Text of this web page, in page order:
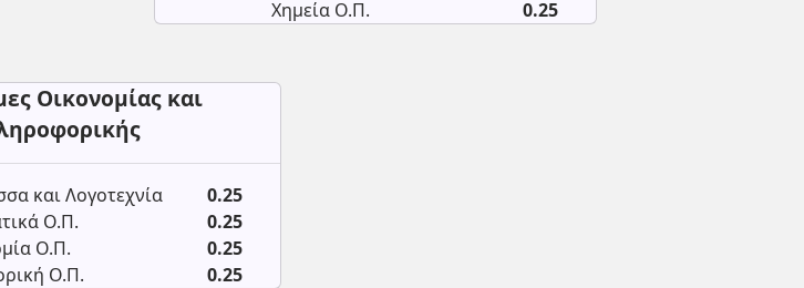
Χημεία Ο.Π.
0.25
Οικονομίας και
και Λογοτεχνία
0.25
Ο.Π.
0.25
Ο.Π.
0.25
Ο.Π.
0.25